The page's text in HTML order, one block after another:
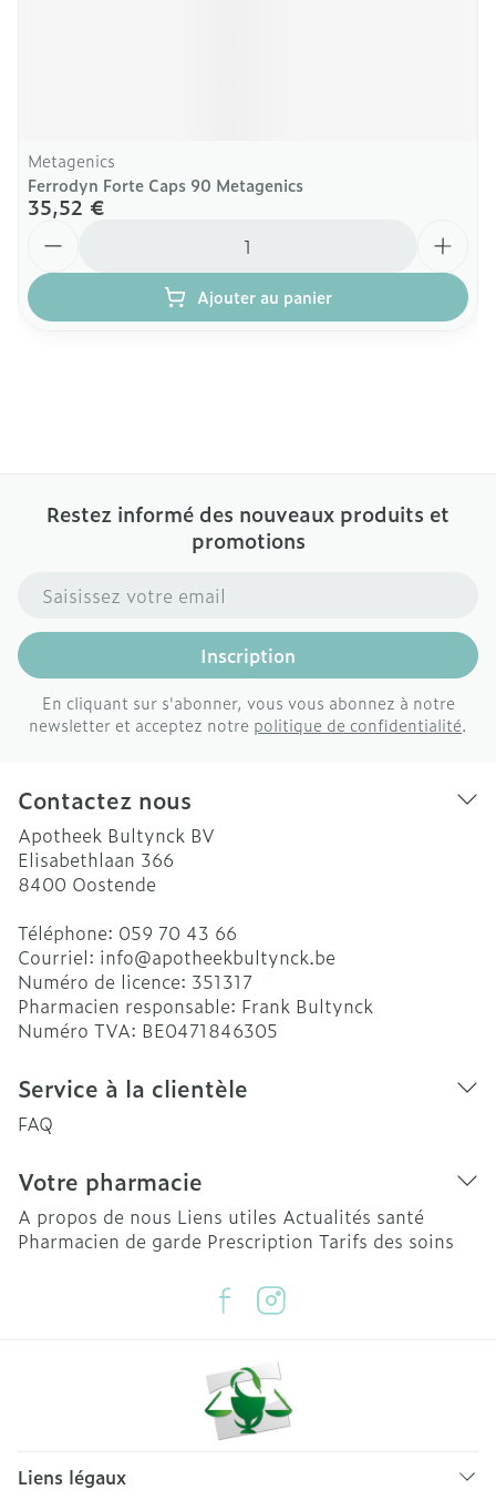
Metagenics
Ferrodyn Forte Caps 90 Metagenics
35,52 €
Ajouter au panier
Restez informé des nouveaux produits et
promotions
Adresse mail
Inscription
En cliquant sur s'abonner, vous vous abonnez à notre
newsletter et acceptez notre politique de confidentialité.
Contactez nous
Apotheek Bultynck BV
Elisabethlaan 366
8400 Oostende
Téléphone: 059 70 43 66
Courriel: info@apotheekbultynck.be
Numéro de licence: 351317
Pharmacien responsable: Frank Bultynck
Numéro TVA: BE0471846305
Service à la clientèle
FAQ
Votre pharmacie
A propos de nous Liens utiles Actualités santé
Pharmacien de garde Prescription Tarifs des soins
Liens légaux